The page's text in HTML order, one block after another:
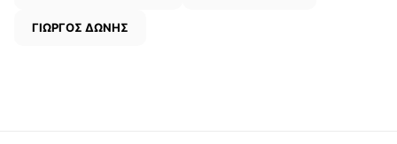
ΓΙΩΡΓΟΣ ΔΩΝΗΣ